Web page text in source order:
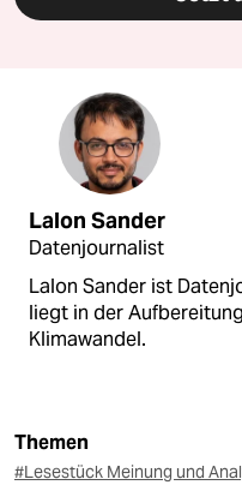
Lalon Sander
Datenjournalist
Lalon Sander ist
liegt in der
Klimawandel.
Themen
#Lesestück Meinung und